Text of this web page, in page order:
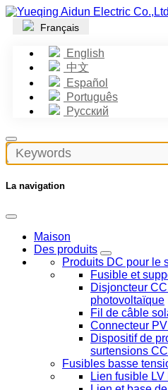
Français
English
中文
Español
Português
Русский
La navigation
Maison
Des produits
Produits DC pour le
Fusible et
Disjoncteur
photovoltaïque
Fil de câble
Connecteur
Dispositif de
surtensions
Fusibles basse
Lien fusible